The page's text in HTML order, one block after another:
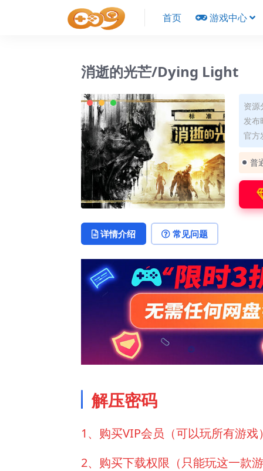
首页 游戏中心
消逝的光芒/Dying Light
资
发布
官方
普
详情介绍 常见问题
解压密码
1、购买VIP会员（可以玩所有游
2、购买下载权限（只能玩这一款